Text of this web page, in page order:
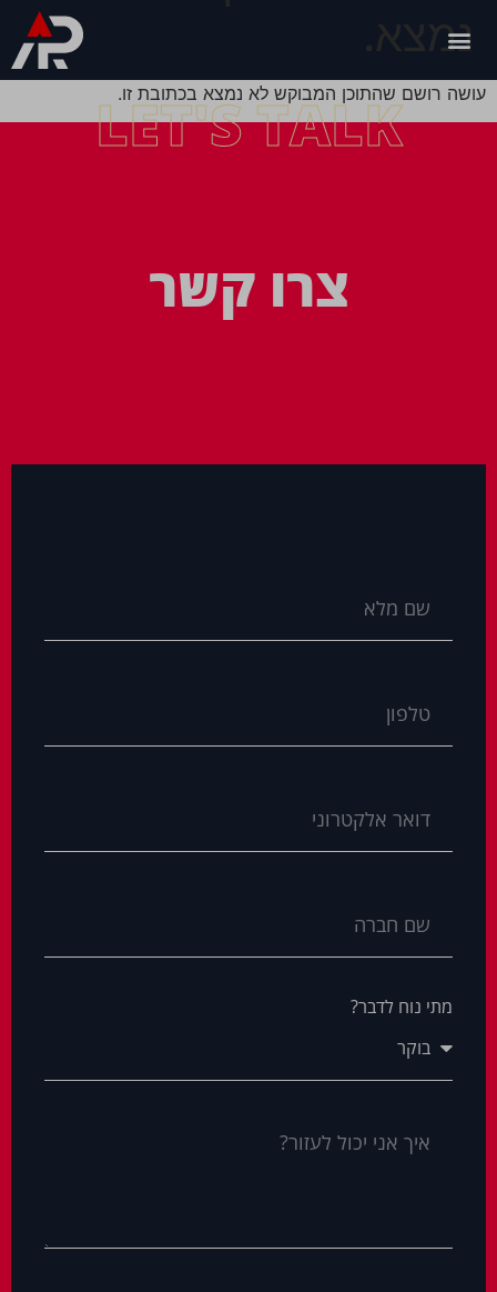
נמצא.
עושה רושם שהתוכן המבוקש לא נמצא בכתובת זו.
LET'S TALK
צרו קשר
מתי נוח לדבר?